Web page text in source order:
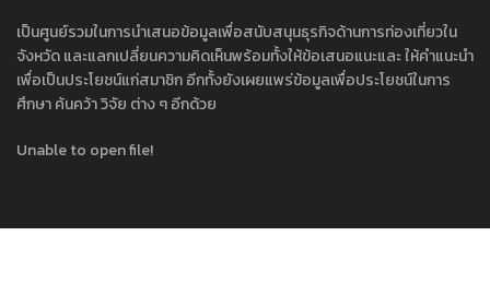
เป็นศูนย์รวมในการนำเสนอข้อมูลเพื่อสนับสนุนธุรกิจด้านการท่องเที่ยวใน
จังหวัด และแลกเปลี่ยนความคิดเห็นพร้อมทั้งให้ข้อเสนอแนะและ ให้คำแนะนำ
เพื่อเป็นประโยชน์แก่สมาชิก อีกทั้งยังเผยแพร่ข้อมูลเพื่อประโยชน์ในการ
ศึกษา ค้นคว้า วิจัย ต่าง ๆ อีกด้วย
Unable to open file!